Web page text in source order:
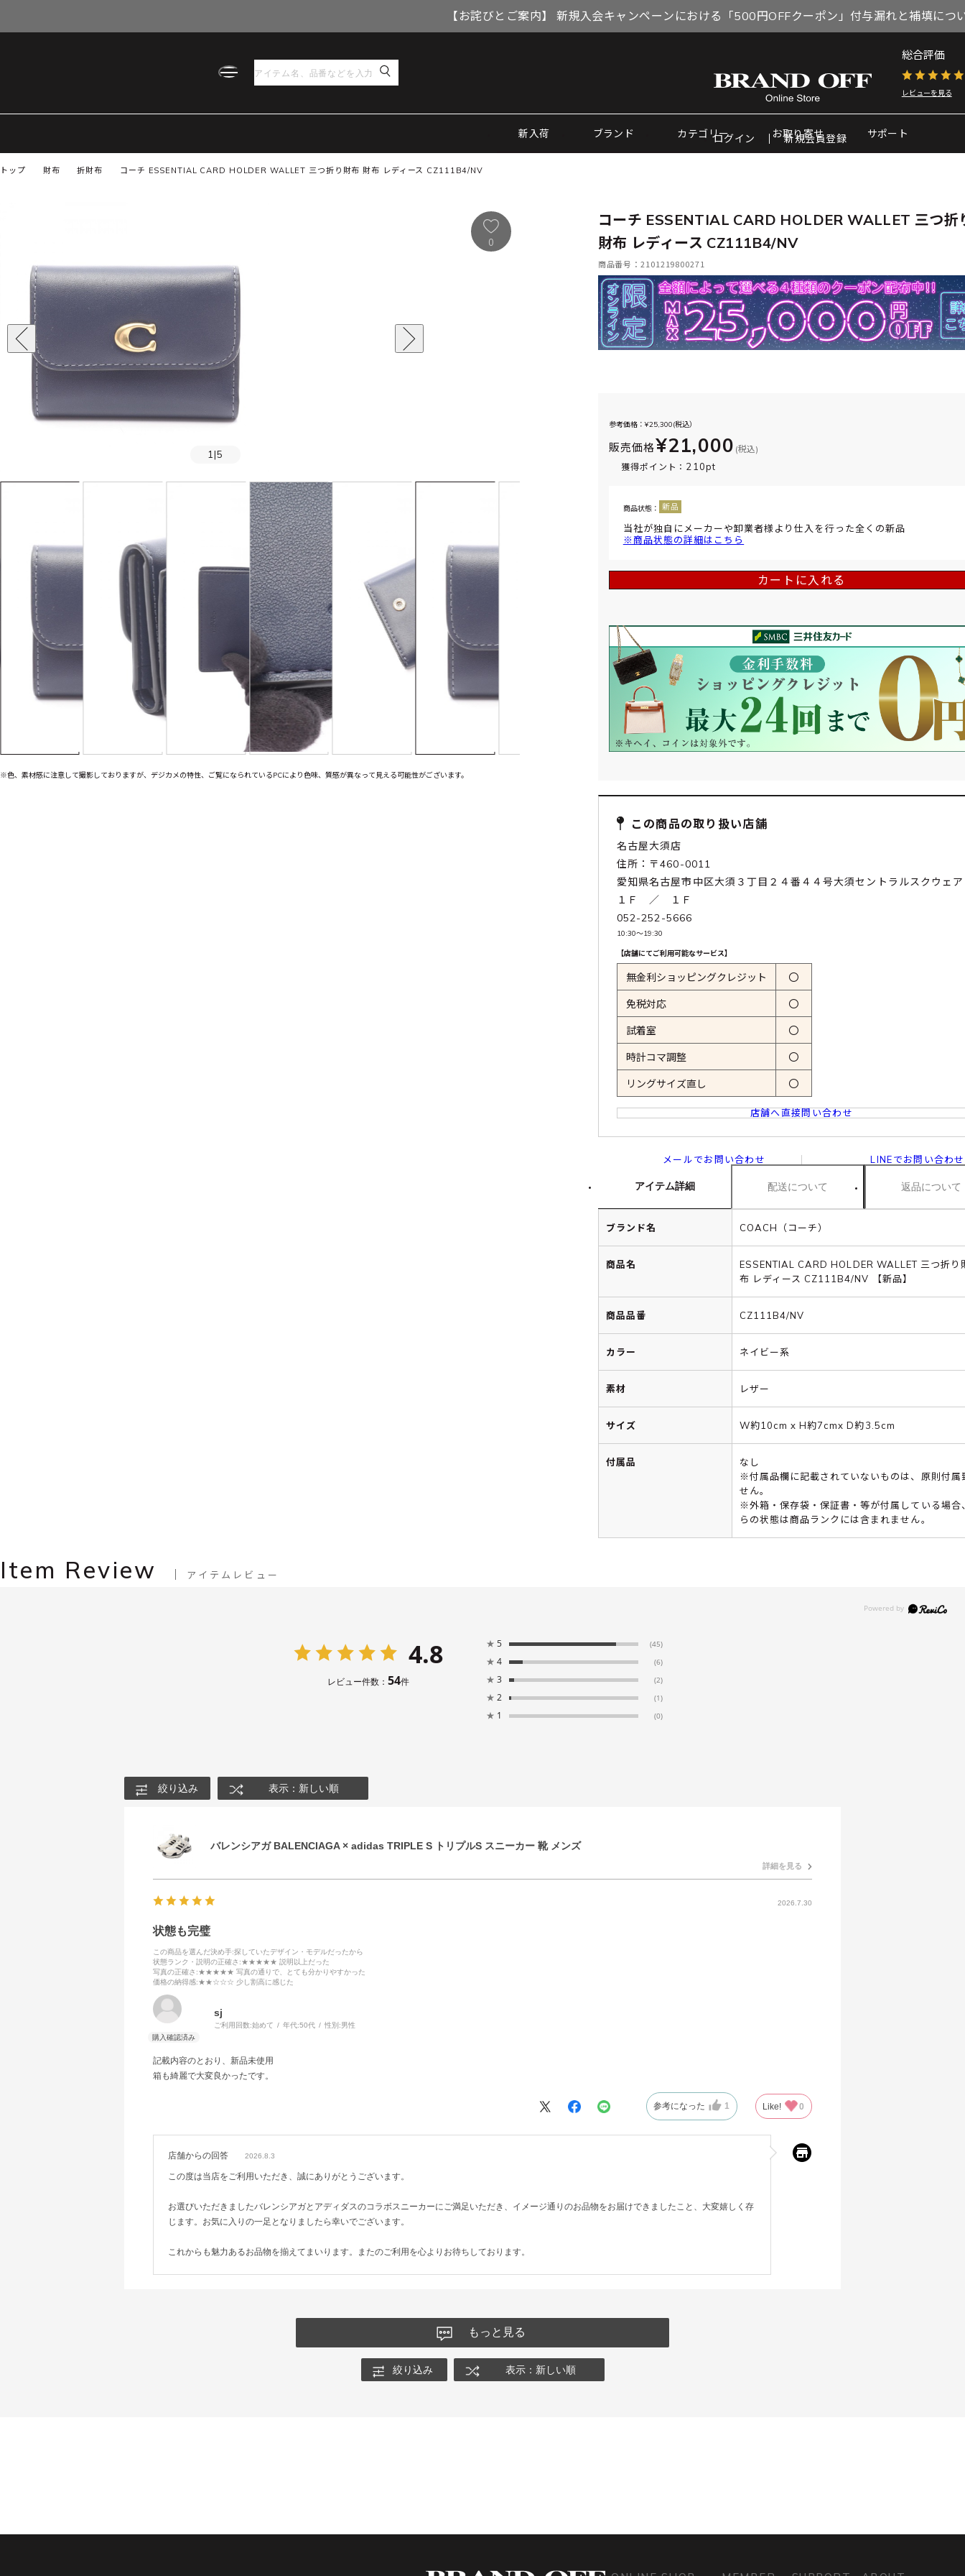
【お詫びとご案内】 新規入会キャンペーンにおける「500円OFFクーポン」付与漏れと補填につ
総合評価
レビューを見る
新入荷 ブランド カテゴリー お取り寄せ サポート
ログイン 新規会員登録
トップ コーチ ESSENTIAL CARD HOLDER WALLET 三つ折り財布 財布 レディース CZ111B4/NV
財布 折財布
1 |5
0
※色、素材感に注意して撮影しておりますが、デジカメの特性、ご覧になられているPCにより色味、質感が異なって見える可能性がございます。
コーチ ESSENTIAL CARD HOLDER WALLET 三つ折
財布 レディース CZ111B4/NV
商品番号：2101219800271
参考価格：¥25,300(税込）
販売価格¥21,000 (税込)
獲得ポイント： 210pt
商品状態：
当社が独自にメーカーや卸業者様より仕入を行った全くの新品
※商品状態の詳細はこちら
カートに入れる
この商品の取り扱い店舗
名古屋大須店
住所：〒460-0011
愛知県名古屋市中区大須３丁目２４番４４号大須セントラルスクウェ
１Ｆ ／ １Ｆ
052-252-5666
10:30〜19:30
【店舗にてご利用可能なサービス】
無金利ショッピングクレジット 〇
免税対応 〇
試着室 〇
時計コマ調整 〇
リングサイズ直し 〇
店舗へ直接問い合わせ
メールでお問い合わせ LINEでお問い合わせ
アイテム詳細 配送について 返品について
ブランド名 COACH（コーチ）
商品名
ESSENTIAL CARD HOLDER WALLET 三つ折り
布 レディース CZ111B4/NV 【新品】
商品品番 CZ111B4/NV
カラー ネイビー系
素材 レザー
サイズ W約10cm x H約7cmx D約3.5cm
付属品
なし
※付属品欄に記載されていないものは、原則付属
せん。
※外箱・保存袋・保証書・等が付属している場合
らの状態は商品ランクには含まれません。
Item Review アイテムレビュー
4.8
レビュー件数： 54件
★ 5 (45)
★ 4 (6)
★ 3 (2)
★ 2 (1)
★ 1 (0)
絞り込み 表示：新しい順
バレンシアガ BALENCIAGA × adidas TRIPLE S トリプルS スニーカー 靴 メンズ
詳細を見る
2026.7.30
状態も完璧
この商品を選んだ決め手:探していたデザイン・モデルだったから
状態ランク・説明の正確さ :★★★★★ 説明以上だった
写真の正確さ :★★★★★ 写真の通りで、とても分かりやすかった
価格の納得感:★★☆☆☆ 少し割高に感じた
sj
ご利用回数:始めて 年代:50代 性別:男性
記載内容のとおり、新品未使用
箱も綺麗で大変良かったです。
参考になった 1 Like! 0
店舗からの回答 2026.8.3
この度は当店をご利用いただき、誠にありがとうございます。
お選びいただきましたバレンシアガとアディダスのコラボスニーカーにご満足いただき、イメージ通りのお品物をお届けできましたこと、大変嬉しく存
じます。お気に入りの一足となりましたら幸いでございます。
これからも魅力あるお品物を揃えてまいります。またのご利用を心よりお待ちしております。
もっと見る
絞り込み 表示：新しい順